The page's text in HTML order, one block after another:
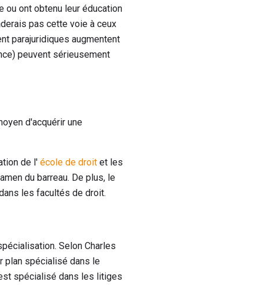
ou ont obtenu leur éducation
pas cette voie à ceux
parajuridiques augmentent
peuvent sérieusement
d'acquérir une
de l' école de droit et les
du barreau. De plus, le
les facultés de droit.
Selon Charles
plan spécialisé dans le
spécialisé dans les litiges